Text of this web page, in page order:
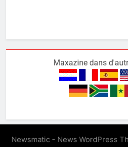
Maxazine dans
Newsmatic - News WordPress